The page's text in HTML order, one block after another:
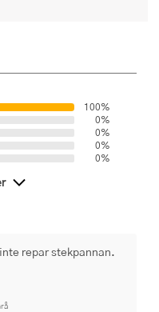
100%
0%
0%
0%
0%
repar stekpannan.